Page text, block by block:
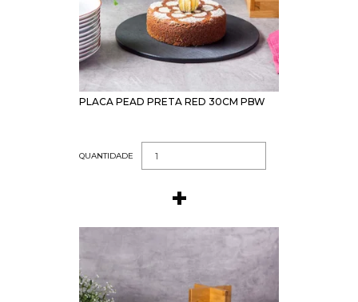
PLACA PEAD PRETA RED 30CM PBW
QUANTIDADE